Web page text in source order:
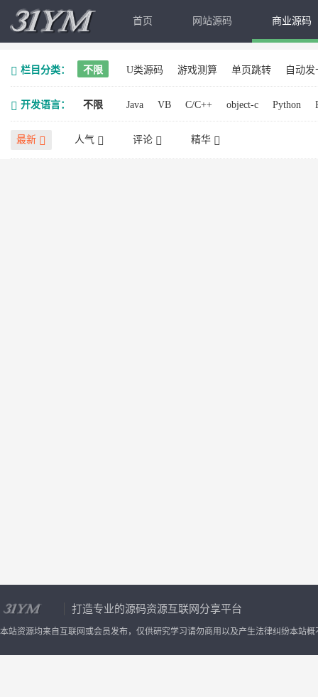
首页 网站源码 商业源码
栏目分类： 不限 U类源码 游戏测算 单页跳转 自动发
开发语言： 不限 Java VB C/C++ object-c Python
最新 人气 评论 精华
打造专业的源码资源互联网分享平台
本站资源均来自互联网或会员发布，仅供研究学习请勿商用以及产生法律纠纷本站